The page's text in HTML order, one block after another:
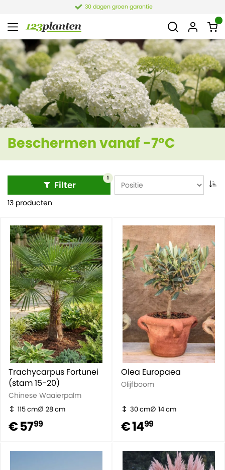
30 dagen groen garantie
Beschermen vanaf -7°C
Filter
1
13 producten
Trachycarpus Fortunei
(stam 15-20)
Chinese Waaierpalm
115 cm 28 cm
€ 5799
Olea Europaea
Olijfboom
30 cm 14 cm
€ 1499